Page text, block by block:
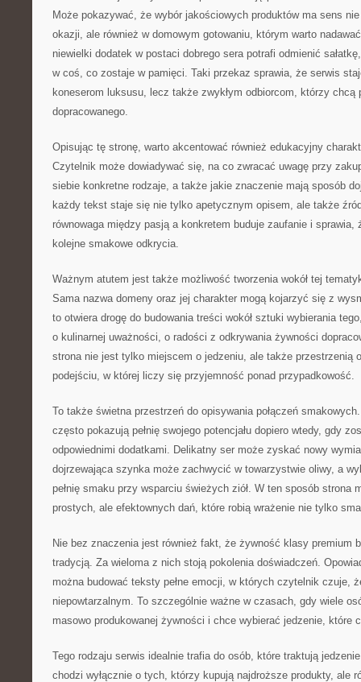
Może pokazywać, że wybór jakościowych produktów ma sens
okazji, ale również w domowym gotowaniu, którym warto
niewielki dodatek w postaci dobrego sera potrafi odmienić
w coś, co zostaje w pamięci. Taki przekaz sprawia, że serwis
koneserom luksusu, lecz także zwykłym odbiorcom, którzy chcą
dopracowanego.
Opisując tę stronę, warto akcentować również edukacyjny
Czytelnik może dowiadywać się, na co zwracać uwagę przy
siebie konkretne rodzaje, a także jakie znaczenie mają sposób
każdy tekst staje się nie tylko apetycznym opisem, ale także
równowaga między pasją a konkretem buduje zaufanie i sprawia,
kolejne smakowe odkrycia.
Ważnym atutem jest także możliwość tworzenia wokół tej
Sama nazwa domeny oraz jej charakter mogą kojarzyć się z
to otwiera drogę do budowania treści wokół sztuki wybierania
o kulinarnej uważności, o radości z odkrywania żywności
strona nie jest tylko miejscem o jedzeniu, ale także przestrzenią
podejściu, w której liczy się przyjemność ponad przypadkowość.
To także świetna przestrzeń do opisywania połączeń
często pokazują pełnię swojego potencjału dopiero wtedy, gdy
odpowiednimi dodatkami. Delikatny ser może zyskać nowy
dojrzewająca szynka może zachwycić w towarzystwie oliwy, a
pełnię smaku przy wsparciu świeżych ziół. W ten sposób strona
prostych, ale efektownych dań, które robią wrażenie nie tylko
Nie bez znaczenia jest również fakt, że żywność klasy premium
tradycją. Za wieloma z nich stoją pokolenia doświadczeń.
można budować teksty pełne emocji, w których czytelnik czuje,
niepowtarzalnym. To szczególnie ważne w czasach, gdy wiele
masowo produkowanej żywności i chce wybierać jedzenie, które
Tego rodzaju serwis idealnie trafia do osób, które traktują
chodzi wyłącznie o tych, którzy kupują najdroższe produkty, ale